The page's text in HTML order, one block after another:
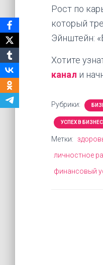
Рост по
который
Эйнштейн:
Хотите
канал и
Рубрики:
УСПЕХ В
Метки:
личностное
финансовый